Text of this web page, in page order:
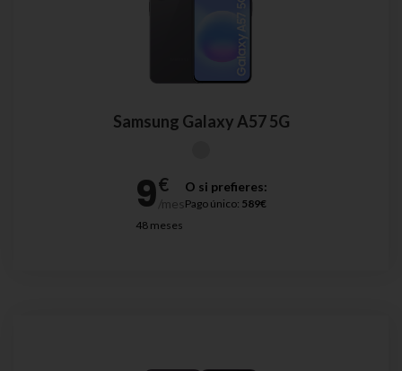
Samsung Galaxy A57 5G
48 meses
O si prefieres:
Pago único: 589€